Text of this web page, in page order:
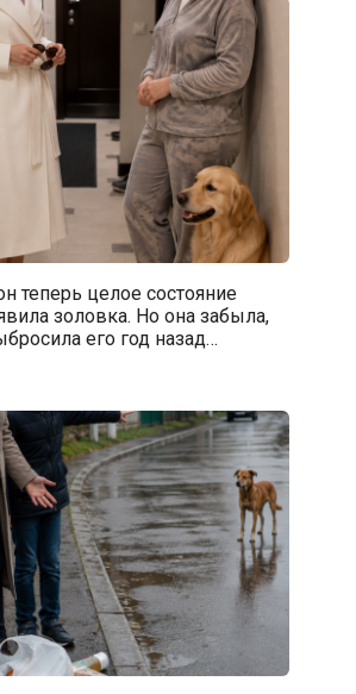
теперь целое состояние
золовка. Но она забыла,
его год назад…